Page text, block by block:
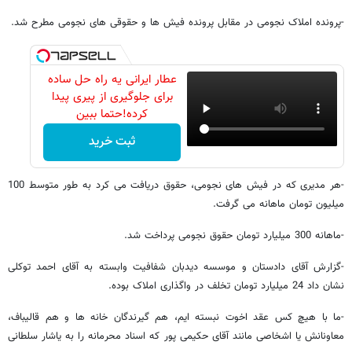
-پرونده املاک نجومی در مقابل پرونده فیش ها و حقوقی های نجومی مطرح شد.
عطار ایرانی یه راه حل ساده
برای جلوگیری از پیری پیدا
کرده!حتما ببین
ثبت خرید
-هر مدیری که در فیش های نجومی، حقوق دریافت می کرد به طور متوسط 100
میلیون تومان ماهانه می گرفت.
-ماهانه 300 میلیارد تومان حقوق نجومی پرداخت شد.
-گزارش آقای دادستان و موسسه دیدبان شفافیت وابسته به آقای احمد توکلی
نشان داد 24 میلیارد تومان تخلف در واگذاری املاک بوده.
-ما با هیچ کس عقد اخوت نبسته ایم، هم گیرندگان خانه ها و هم قالیباف،
معاونانش یا اشخاصی مانند آقای حکیمی پور که اسناد محرمانه را به یاشار سلطانی